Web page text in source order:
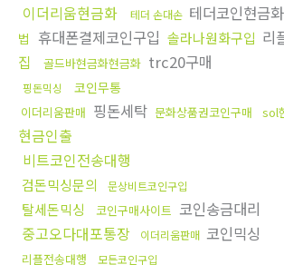
이더리움현금화
테더 손대손 테더코인현금화
법 휴대폰결제코인구입 솔라나원화구입 리
집
골드바현금화현금화 trc20구매
핑돈믹싱 코인무통
이더리움판매 핑돈세탁 문화상품권코인구매 sol
현금인출
비트코인전송대행
검돈믹싱문의 문상비트코인구입
탈세돈믹싱 코인구매사이트 코인송금대리
중고오다대포통장
이더리움판매 코인믹싱
리플전송대행
모든코인구입